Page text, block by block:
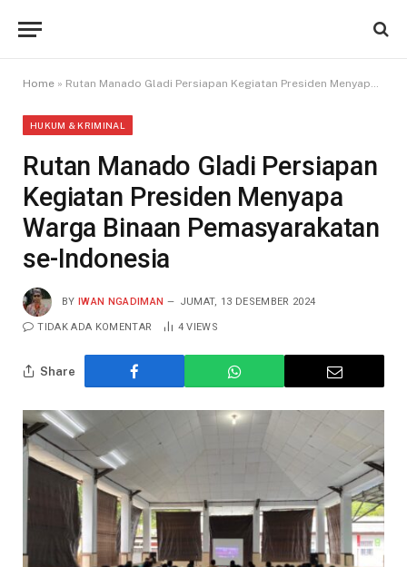
Home » Rutan Manado Gladi Persiapan Kegiatan Presiden Menyapa Warga Binaan Pemasyarakatan se-Indonesia
HUKUM & KRIMINAL
Rutan Manado Gladi Persiapan
Kegiatan Presiden Menyapa
Warga Binaan Pemasyarakatan
se-Indonesia
BY IWAN NGADIMAN JUMAT, 13 DESEMBER 2024
TIDAK ADA KOMENTAR 4VIEWS
Share